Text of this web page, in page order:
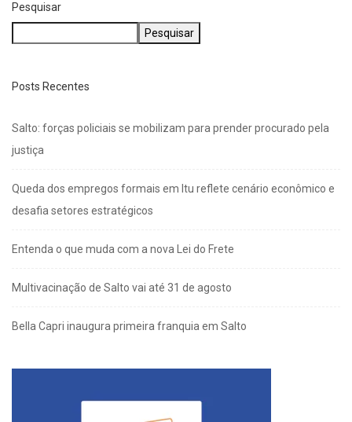
Pesquisar
Pesquisar
Posts Recentes
Salto: forças policiais se mobilizam para prender procurado pela
justiça
Queda dos empregos formais em Itu reflete cenário econômico e
desafia setores estratégicos
Entenda o que muda com a nova Lei do Frete
Multivacinação de Salto vai até 31 de agosto
Bella Capri inaugura primeira franquia em Salto